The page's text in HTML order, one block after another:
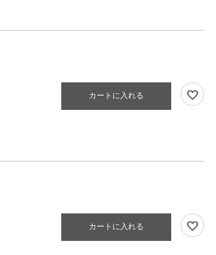
カートに入れる
カートに入れる